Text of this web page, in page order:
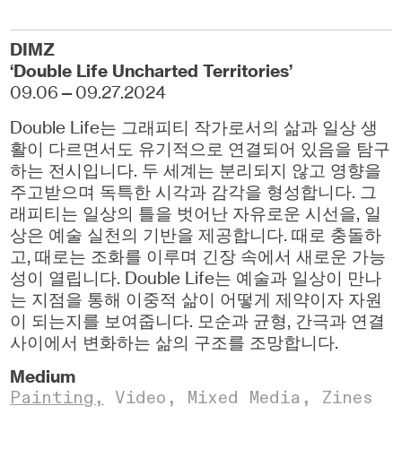
DIMZ
‘Double Life Uncharted Territories’
09.06—09.27.2024
Double Life는 그래피티 작가로서의 삶과 일상 생
활이 다르면서도 유기적으로 연결되어 있음을 탐구
하는 전시입니다. 두 세계는 분리되지 않고 영향을
주고받으며 독특한 시각과 감각을 형성합니다. 그
래피티는 일상의 틀을 벗어난 자유로운 시선을, 일
상은 예술 실천의 기반을 제공합니다. 때로 충돌하
고, 때로는 조화를 이루며 긴장 속에서 새로운 가능
성이 열립니다. Double Life는 예술과 일상이 만나
는 지점을 통해 이중적 삶이 어떻게 제약이자 자원
이 되는지를 보여줍니다. 모순과 균형, 간극과 연결
사이에서 변화하는 삶의 구조를 조망합니다.
Medium
Painting, Video , Mixed Media, Zines